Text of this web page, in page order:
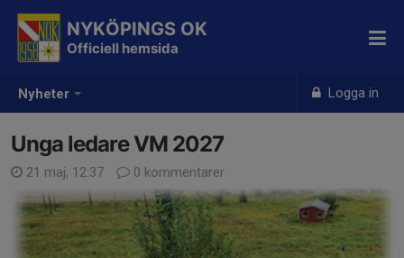
Nyheter Logga in
NYKÖPINGS OK
Officiell hemsida
Unga ledare VM 2027
21 maj, 12:37 0 kommentarer